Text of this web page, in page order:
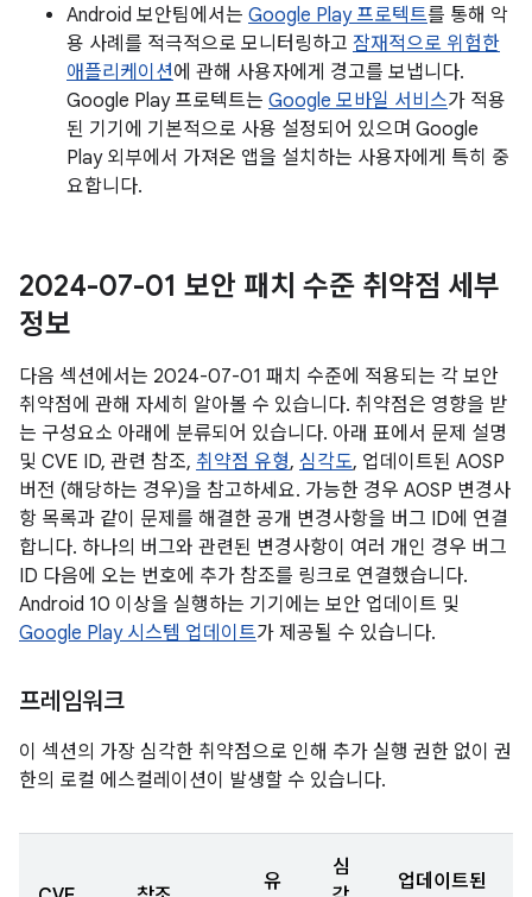
Android 보안팀에서는 Google Play 프로텍트를 통해 악
용 사례를 적극적으로 모니터링하고 잠재적으로 위험한
애플리케이션에 관해 사용자에게 경고를 보냅니다.
Google Play 프로텍트는 Google 모바일 서비스가 적용
된 기기에 기본적으로 사용 설정되어 있으며 Google
Play 외부에서 가져온 앱을 설치하는 사용자에게 특히 중
요합니다.
2024-07-01 보안 패치 수준 취약점 세부
정보
다음 섹션에서는 2024-07-01 패치 수준에 적용되는 각 보안
취약점에 관해 자세히 알아볼 수 있습니다. 취약점은 영향을 받
는 구성요소 아래에 분류되어 있습니다. 아래 표에서 문제 설명
및 CVE ID, 관련 참조, 취약점 유형, 심각도, 업데이트된 AOSP
버전 (해당하는 경우)을 참고하세요. 가능한 경우 AOSP 변경사
항 목록과 같이 문제를 해결한 공개 변경사항을 버그 ID에 연결
합니다. 하나의 버그와 관련된 변경사항이 여러 개인 경우 버그
ID 다음에 오는 번호에 추가 참조를 링크로 연결했습니다.
Android 10 이상을 실행하는 기기에는 보안 업데이트 및
Google Play 시스템 업데이트가 제공될 수 있습니다.
프레임워크
이 섹션의 가장 심각한 취약점으로 인해 추가 실행 권한 없이 권
한의 로컬 에스컬레이션이 발생할 수 있습니다.
유
심
업데이트된